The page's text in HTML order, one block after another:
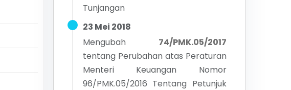
Tunjangan
23 Mei 2018
Mengubah
74/PMK.05/2017
tentang Perubahan atas Peraturan
Menteri Keuangan Nomor
96/PMK.05/2016 Tentang Petunjuk